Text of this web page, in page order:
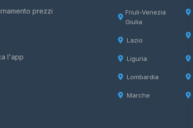
prezzi
l'app
Friuli-Venezia
Giulia
Lazio
Liguria
Lombardia
Marche